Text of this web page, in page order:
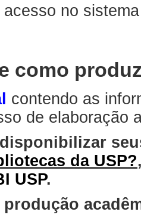
acesso no
como
contendo as
de elaboração
da USP?
USP.
produção